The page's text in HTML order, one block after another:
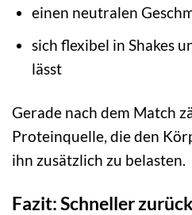
einen neutralen
sich flexibel in Shakes
lässt
Gerade nach dem Match
Proteinquelle, die den
ihn zusätzlich zu belasten.
Fazit: Schneller